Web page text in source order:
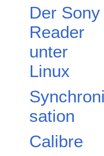
Der Sony
Reader
unter
Linux
Synchroni
sation
Calibre